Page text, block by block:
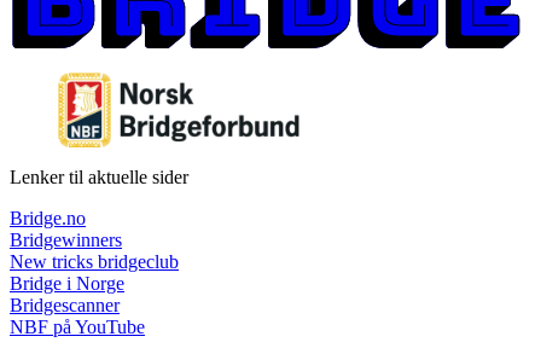
Lenker til aktuelle sider
Bridge.no
Bridgewinners
New tricks bridgeclub
Bridge i Norge
Bridgescanner
NBF på YouTube